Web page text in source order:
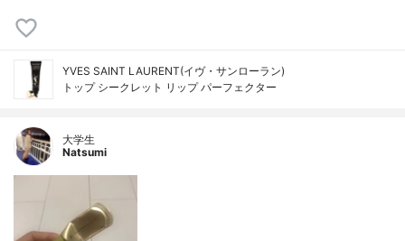
YVES SAINT LAURENT(イヴ・サンローラン)
トップ シークレット リップ パーフェクター
大学生
Natsumi